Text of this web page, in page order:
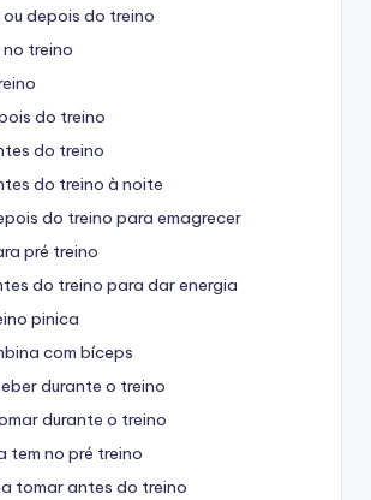
depois do treino
treino
do treino
do treino
do treino à noite
do treino para emagrecer
pré treino
do treino para dar energia
pinica
com bíceps
durante o treino
durante o treino
tem no pré treino
tomar antes do treino